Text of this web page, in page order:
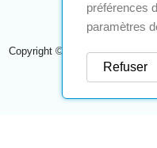
Copyright © 2026 A2S Atex.
préférences
paramètres
Refuser